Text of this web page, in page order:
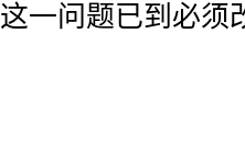
这一问题已到必须